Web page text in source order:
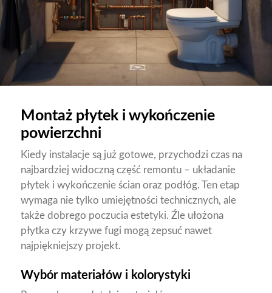
Montaż płytek i wykończenie
powierzchni
Kiedy instalacje są już gotowe, przychodzi czas na
najbardziej widoczną część remontu – układanie
płytek i wykończenie ścian oraz podłóg. Ten etap
wymaga nie tylko umiejętności technicznych, ale
także dobrego poczucia estetyki. Źle ułożona
płytka czy krzywe fugi mogą zepsuć nawet
najpiękniejszy projekt.
Wybór materiałów i kolorystyki